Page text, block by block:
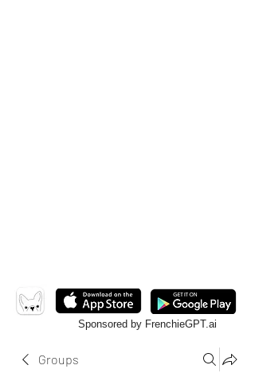
Sponsored by FrenchieGPT.ai
Groups